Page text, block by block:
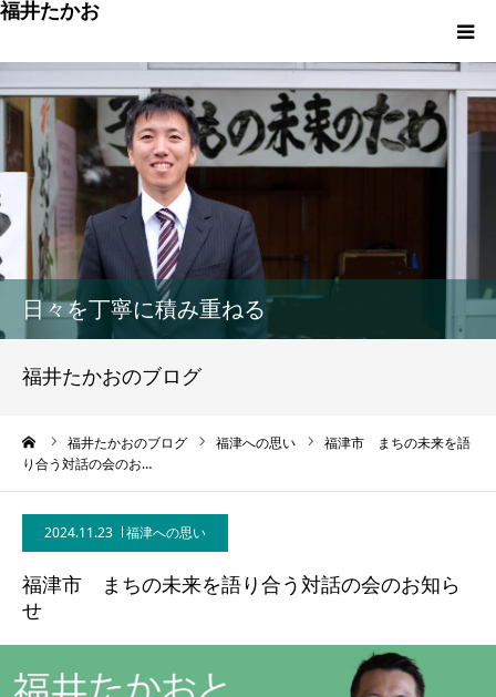
福井たかお
日々を丁寧に積み重ねる
福井たかおのブログ
福井たかおのブログ 福津への思い
福津市 まちの未来を語
り合う対話の会のお…
2024.11.23 福津への思い
福津市 まちの未来を語り合う対話の会のお知ら
せ
福津への想いと実績
重点政策と市役所活性化策
プロフィール
市政方針ーまちの未来を再設計ー